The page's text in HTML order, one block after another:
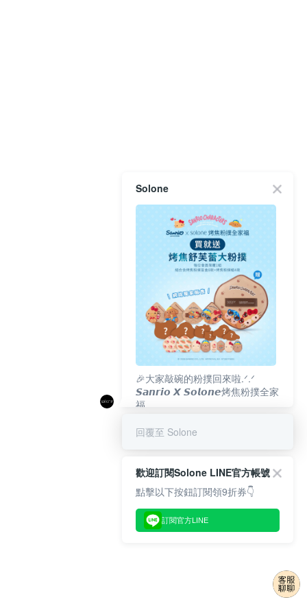
Solone
🎉大家敲碗的粉撲回來啦.ᐟ‪‪.ᐟ
𝙎𝙖𝙣𝙧𝙞𝙤 𝙓 𝙎𝙤𝙡𝙤𝙣𝙚烤焦粉撲全家
福
回覆至 Solone
歡迎訂閱Solone LINE官方帳號
點擊以下按鈕訂閱領9折券👇
訂閱官方LINE